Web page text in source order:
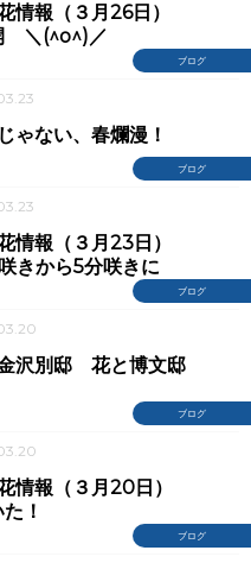
ブログ
情報（３月26日）
＼(^o^)／
ブログ
ゃない、春爛漫！
ブログ
情報（３月23日）
から5分咲きに
ブログ
金沢別邸 花と博文邸
ブログ
情報（３月20日）
！